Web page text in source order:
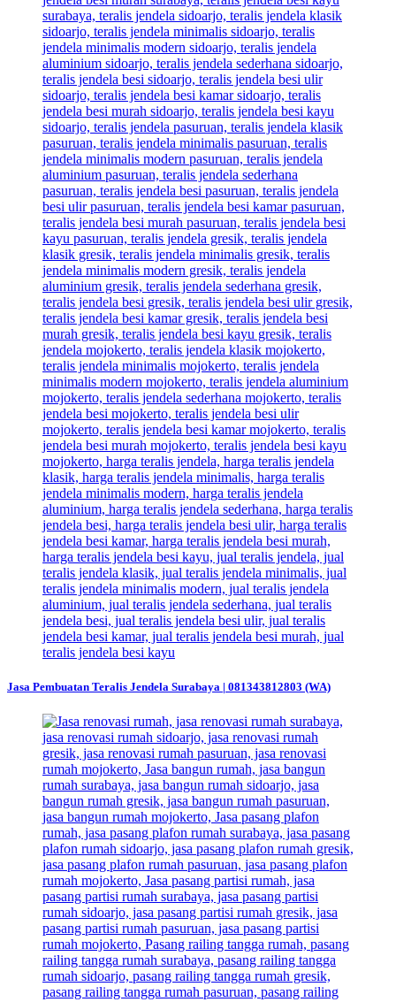
Jasa Pembuatan Teralis Jendela Surabaya | 081343812803 (WA)